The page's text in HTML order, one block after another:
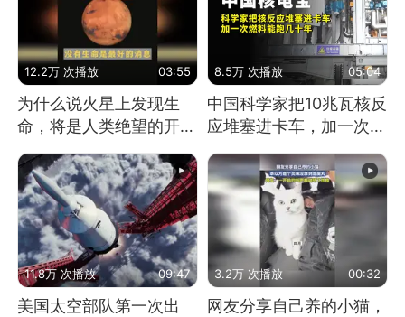
12.2万 次播放 03:55
为什么说火星上发现生
命，将是人类绝望的开
始？
8.5万 次播放 05:04
中国科学家把10兆瓦核反
应堆塞进卡车，加一次燃
料能跑几十年
11.8万 次播放 09:47
美国太空部队第一次出
3.2万 次播放 00:32
网友分享自己养的小猫，